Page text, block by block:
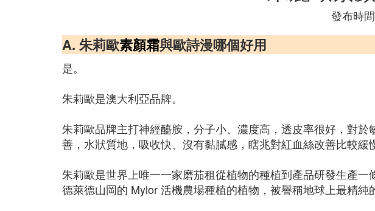
發布時
A. 朱莉歐素顏霜與歐詩漫哪個好用
是。
朱莉歐是澳大利亞品牌。
朱莉歐品牌主打神經醯胺，分子小、濃度高，透皮率很好，對
善，水狀質地，吸收快、沒有黏膩感，瞎兆對紅血絲改善比較緩
朱莉歐是世界上唯一一家磨茄租從植物的種植到產品研發生產
德萊德山岡的 Mylor 活機農場種植的植物，被譽稱地球上最精純